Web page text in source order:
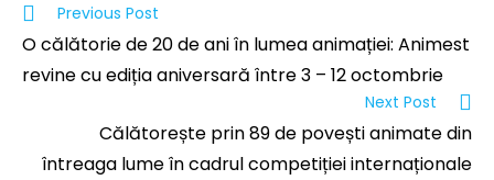
Previous Post
O călătorie de 20 de ani în lumea animației: Animest
revine cu ediția aniversară între 3 – 12 octombrie
Next Post
Călătorește prin 89 de povești animate din
întreaga lume în cadrul competiției internaționale